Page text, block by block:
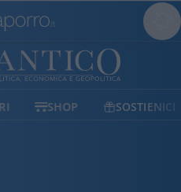
SHOP SOSTIENICI